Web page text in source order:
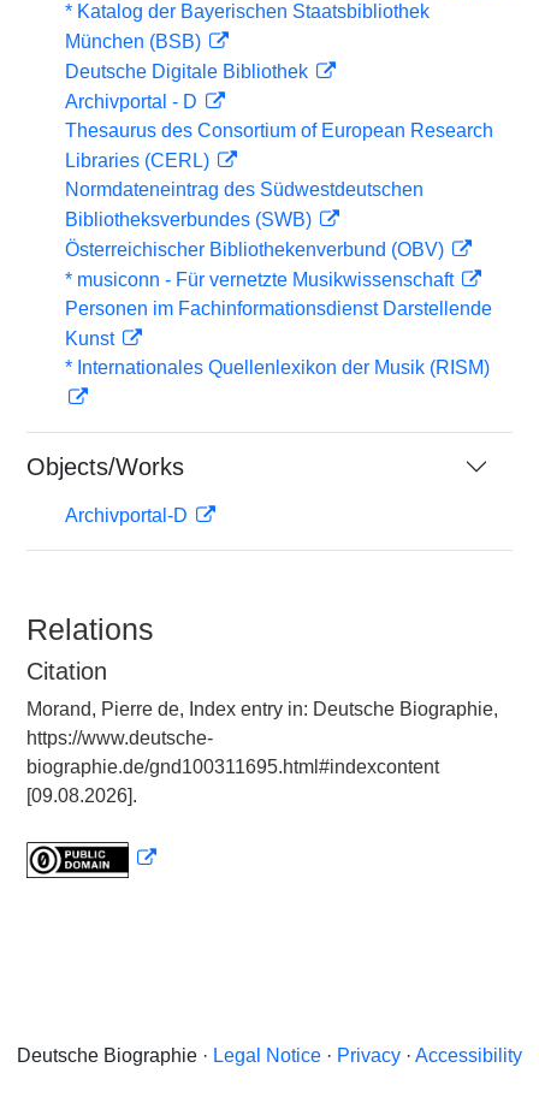
* Katalog der Bayerischen Staatsbibliothek
München (BSB)
Deutsche Digitale Bibliothek
Archivportal - D
Thesaurus des Consortium of European Research
Libraries (CERL)
Normdateneintrag des Südwestdeutschen
Bibliotheksverbundes (SWB)
Österreichischer Bibliothekenverbund (OBV)
* musiconn - Für vernetzte Musikwissenschaft
Personen im Fachinformationsdienst Darstellende
Kunst
* Internationales Quellenlexikon der Musik (RISM)
Objects/Works
Archivportal-D
Relations
Citation
Morand, Pierre de, Index entry in: Deutsche Biographie,
https://www.deutsche-
biographie.de/gnd100311695.html#indexcontent
[09.08.2026].
Deutsche Biographie · Legal Notice · Privacy · Accessibility